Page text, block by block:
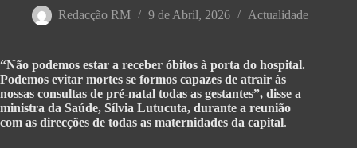
Redacção RM 9 de Abril, 2026 Actualidade
“Não podemos estar a receber óbitos à porta do hospital.
Podemos evitar mortes se formos capazes de atrair às
nossas consultas de pré-natal todas as gestantes”, disse a
ministra da Saúde, Sílvia Lutucuta, durante a reunião
com as direcções de todas as maternidades da capital.